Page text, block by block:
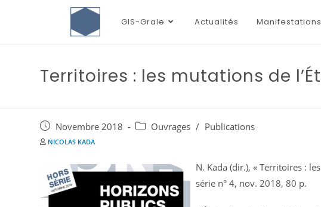
GIS-Grale Actualités Manifestations
Territoires : les mutations de
Novembre 2018 Ouvrages / Publications
NICOLAS KADA
N. Kada (dir.), « Territoires :
série n° 4, nov. 2018, 80 p.